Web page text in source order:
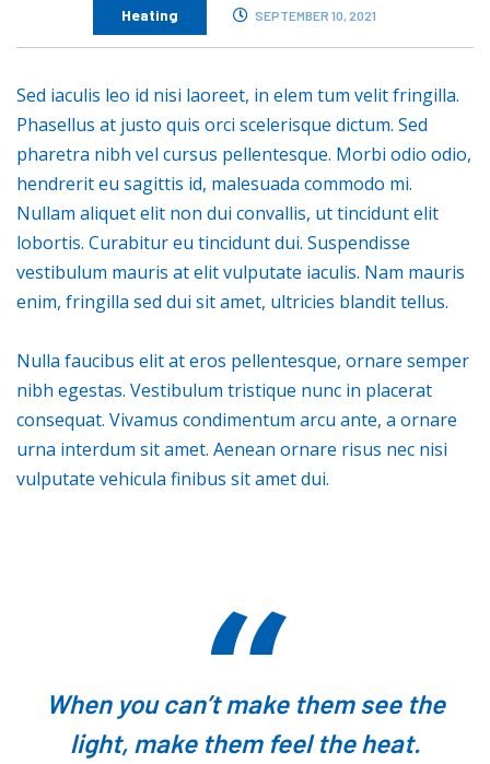
Heating SEPTEMBER 10, 2021
Sed iaculis leo id nisi laoreet, in elem tum velit fringilla.
Phasellus at justo quis orci scelerisque dictum. Sed
pharetra nibh vel cursus pellentesque. Morbi odio odio,
hendrerit eu sagittis id, malesuada commodo mi.
Nullam aliquet elit non dui convallis, ut tincidunt elit
lobortis. Curabitur eu tincidunt dui. Suspendisse
vestibulum mauris at elit vulputate iaculis. Nam mauris
enim, fringilla sed dui sit amet, ultricies blandit tellus.
Nulla faucibus elit at eros pellentesque, ornare semper
nibh egestas. Vestibulum tristique nunc in placerat
consequat. Vivamus condimentum arcu ante, a ornare
urna interdum sit amet. Aenean ornare risus nec nisi
vulputate vehicula finibus sit amet dui.
When you can’t make them see the
light, make them feel the heat.